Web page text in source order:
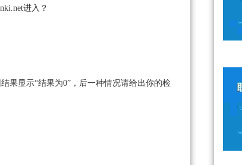
进入？
果显示“结果为0”，后一种情况请给出你的检